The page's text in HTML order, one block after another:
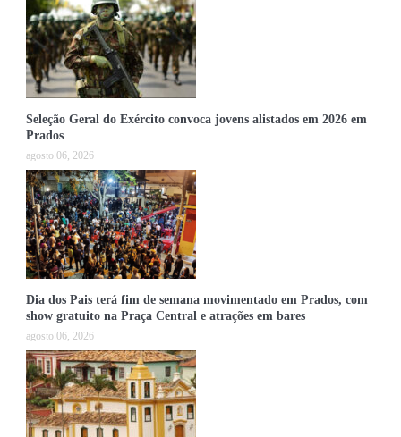
Seleção Geral do Exército convoca jovens alistados em 2026 em
Prados
agosto 06, 2026
Dia dos Pais terá fim de semana movimentado em Prados, com
show gratuito na Praça Central e atrações em bares
agosto 06, 2026